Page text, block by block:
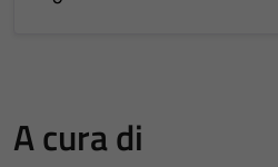
A cura di